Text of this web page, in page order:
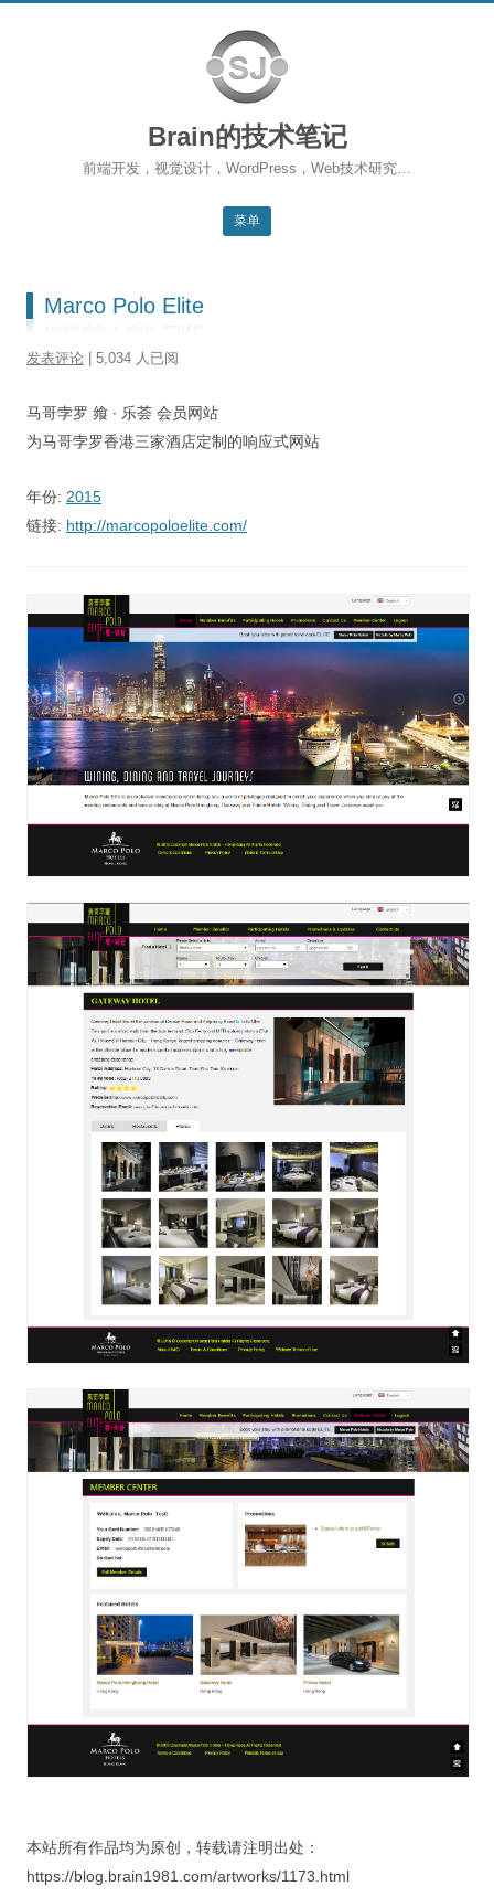
Brain的技术笔记
前端开发，视觉设计，WordPress，Web技术研究…
菜单
关于本站
Marco Polo Elite
发表评论 | 5,034 人已阅
马哥孛罗 飨 ∙ 乐荟 会员网站
为马哥孛罗香港三家酒店定制的响应式网站
年份: 2015
链接: http://marcopoloelite.com/
本站所有作品均为原创，转载请注明出处：
https://blog.brain1981.com/artworks/1173.html